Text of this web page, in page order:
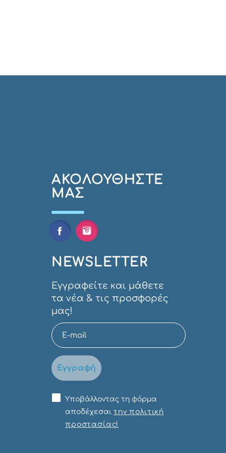
AΚΟΛΟΥΘΉΣΤΕ
ΜΑΣ
NEWSLETTER
Εγγραφείτε και μάθετε
τα νέα & τις προσφορές
μας!
Εγγραφή
Υποβάλλοντας τη φόρμα
αποδέχεσαι την πολιτική
προστασίας!